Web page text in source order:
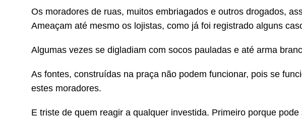
Os moradores de ruas, muitos embriagados e outros drogados,
Ameaçam até mesmo os lojistas, como já foi registrado alguns
Algumas vezes se digladiam com socos pauladas e até arma
As fontes, construídas na praça não podem funcionar, pois se
estes moradores.
E triste de quem reagir a qualquer investida. Primeiro porque